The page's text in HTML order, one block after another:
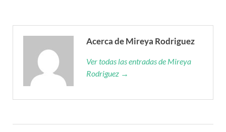
Acerca de Mireya Rodriguez
Ver todas las entradas de Mireya
Rodriguez →